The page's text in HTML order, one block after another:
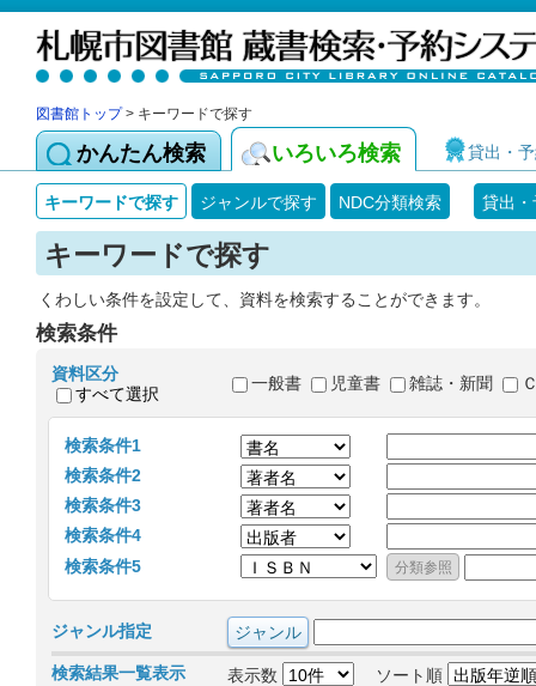
図書館トップ> キーワードで探す
かんたん検索 いろいろ検索 貸出・
キーワードで探す ジャンルで探す NDC分類検索 貸出
キーワードで探す
くわしい条件を設定して、資料を検索することができます。
検索条件
資料区分
すべて選択
一般書 児童書 雑誌・新聞
検索条件1
検索条件2
検索条件3
検索条件4
検索条件5
ジャンル指定
検索結果一覧表示 表示数 ソート順